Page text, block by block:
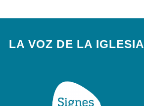
LA VOZ DE LA IGLESIA